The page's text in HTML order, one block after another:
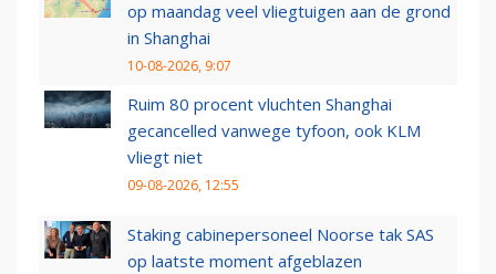
op maandag veel vliegtuigen aan de grond
in Shanghai
10-08-2026, 9:07
Ruim 80 procent vluchten Shanghai
gecancelled vanwege tyfoon, ook KLM
vliegt niet
09-08-2026, 12:55
Staking cabinepersoneel Noorse tak SAS
op laatste moment afgeblazen